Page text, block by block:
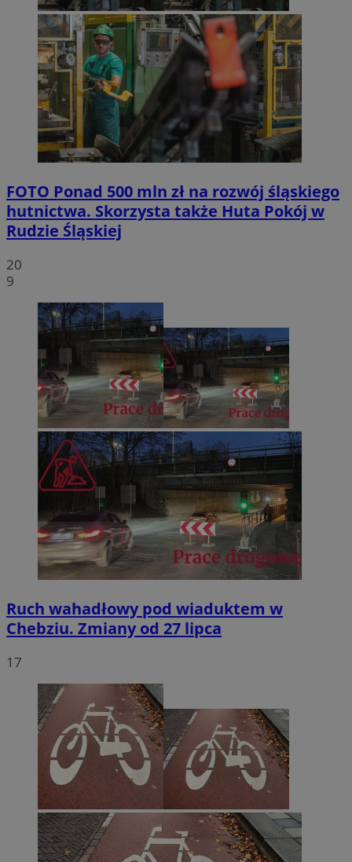
FOTO Ponad 500 mln zł na rozwój śląskiego
hutnictwa. Skorzysta także Huta Pokój w
Rudzie Śląskiej
20
9
Ruch wahadłowy pod wiaduktem w
Chebziu. Zmiany od 27 lipca
17